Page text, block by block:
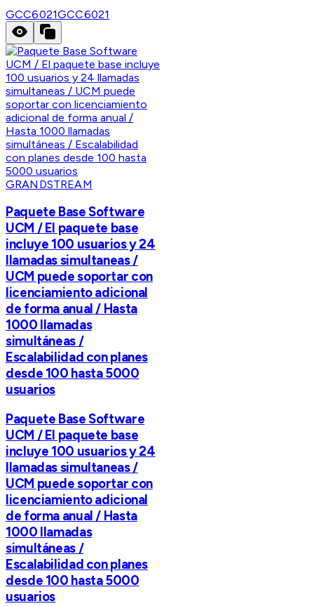
GCC6021GCC6021
GRANDSTREAM
Paquete Base Software
UCM / El paquete base
incluye 100 usuarios y 24
llamadas simultaneas /
UCM puede soportar con
licenciamiento adicional
de forma anual / Hasta
1000 llamadas
simultáneas /
Escalabilidad con planes
desde 100 hasta 5000
usuarios
Paquete Base Software
UCM / El paquete base
incluye 100 usuarios y 24
llamadas simultaneas /
UCM puede soportar con
licenciamiento adicional
de forma anual / Hasta
1000 llamadas
simultáneas /
Escalabilidad con planes
desde 100 hasta 5000
usuarios